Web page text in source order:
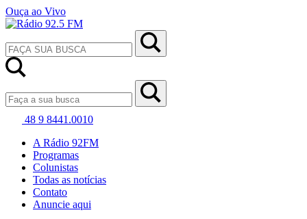
Ouça ao Vivo
48 9 8441.0010
A Rádio 92FM
Programas
Colunistas
Todas as notícias
Contato
Anuncie aqui